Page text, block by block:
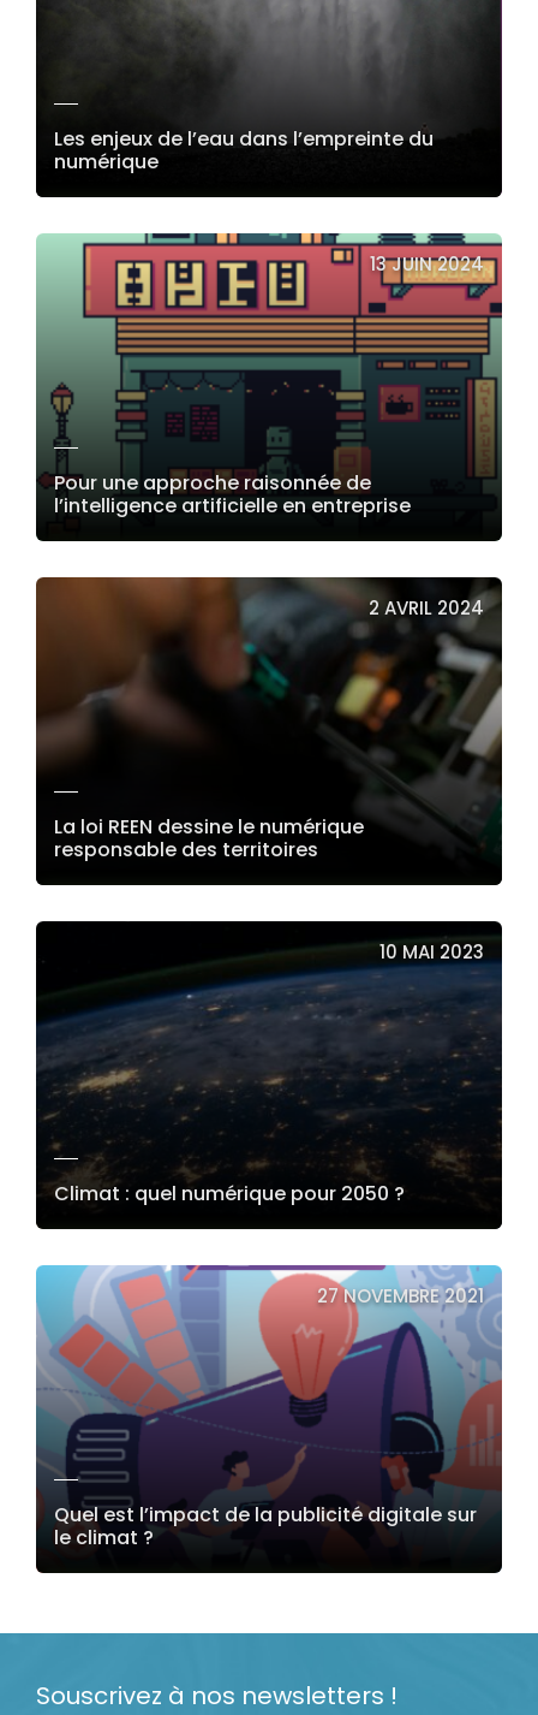
Les enjeux de l’eau dans l’empreinte du
numérique
LIRE LA SUITE
13 JUIN 2024
Pour une approche raisonnée de
l’intelligence artificielle en entreprise
LIRE LA SUITE
2 AVRIL 2024
La loi REEN dessine le numérique
responsable des territoires
LIRE LA SUITE
10 MAI 2023
Climat : quel numérique pour 2050 ?
LIRE LA SUITE
27 NOVEMBRE 2021
Quel est l’impact de la publicité digitale sur
le climat ?
Souscrivez à nos newsletters !